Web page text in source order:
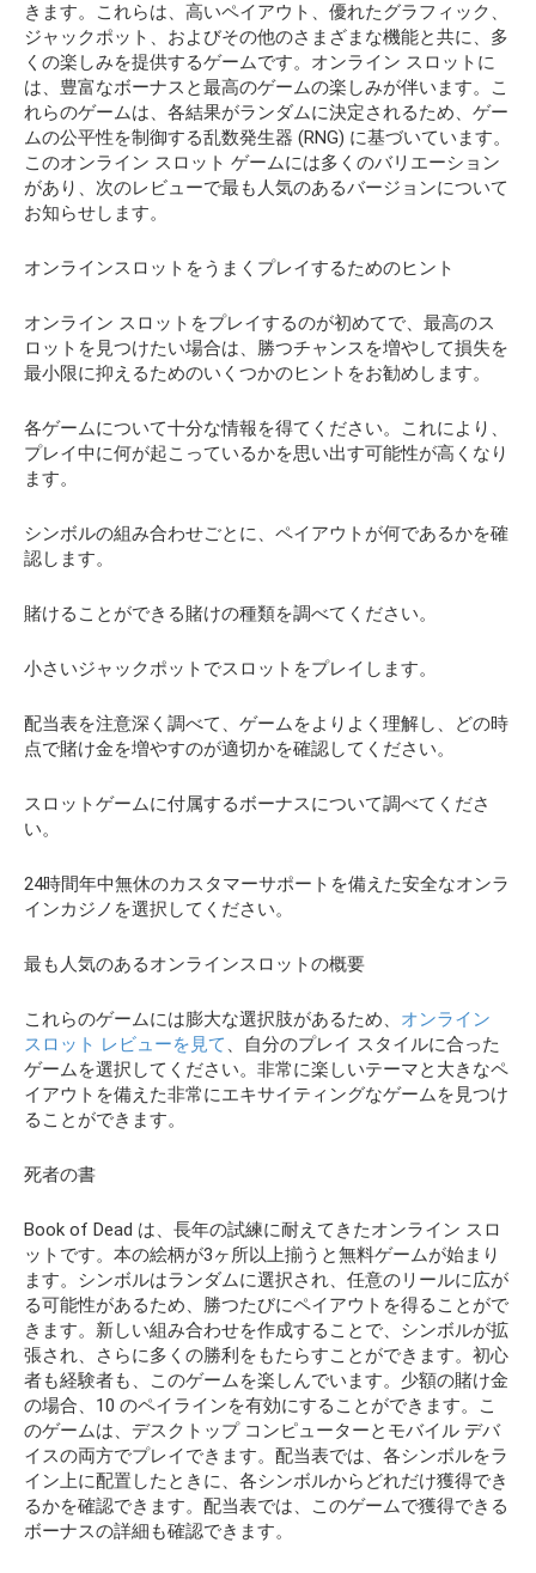
きます。これらは、高いペイアウト、優れたグラフィック、
ジャックポット、およびその他のさまざまな機能と共に、多
くの楽しみを提供するゲームです。オンライン スロットに
は、豊富なボーナスと最高のゲームの楽しみが伴います。こ
れらのゲームは、各結果がランダムに決定されるため、ゲー
ムの公平性を制御する乱数発生器 (RNG) に基づいています。
このオンライン スロット ゲームには多くのバリエーション
があり、次のレビューで最も人気のあるバージョンについて
お知らせします。
オンラインスロットをうまくプレイするためのヒント
オンライン スロットをプレイするのが初めてで、最高のス
ロットを見つけたい場合は、勝つチャンスを増やして損失を
最小限に抑えるためのいくつかのヒントをお勧めします。
各ゲームについて十分な情報を得てください。これにより、
プレイ中に何が起こっているかを思い出す可能性が高くなり
ます。
シンボルの組み合わせごとに、ペイアウトが何であるかを確
認します。
賭けることができる賭けの種類を調べてください。
小さいジャックポットでスロットをプレイします。
配当表を注意深く調べて、ゲームをよりよく理解し、どの時
点で賭け金を増やすのが適切かを確認してください。
スロットゲームに付属するボーナスについて調べてくださ
い。
24時間年中無休のカスタマーサポートを備えた安全なオンラ
インカジノを選択してください。
最も人気のあるオンラインスロットの概要
これらのゲームには膨大な選択肢があるため、 オンライン
スロット レビューを見て 、自分のプレイ スタイルに合った
ゲームを選択してください。非常に楽しいテーマと大きなペ
イアウトを備えた非常にエキサイティングなゲームを見つけ
ることができます。
死者の書
Book of Dead は、長年の試練に耐えてきたオンライン スロ
ットです。本の絵柄が3ヶ所以上揃うと無料ゲームが始まり
ます。シンボルはランダムに選択され、任意のリールに広が
る可能性があるため、勝つたびにペイアウトを得ることがで
きます。新しい組み合わせを作成することで、シンボルが拡
張され、さらに多くの勝利をもたらすことができます。初心
者も経験者も、このゲームを楽しんでいます。少額の賭け金
の場合、10 のペイラインを有効にすることができます。こ
のゲームは、デスクトップ コンピューターとモバイル デバ
イスの両方でプレイできます。配当表では、各シンボルをラ
イン上に配置したときに、各シンボルからどれだけ獲得でき
るかを確認できます。配当表では、このゲームで獲得できる
ボーナスの詳細も確認できます。